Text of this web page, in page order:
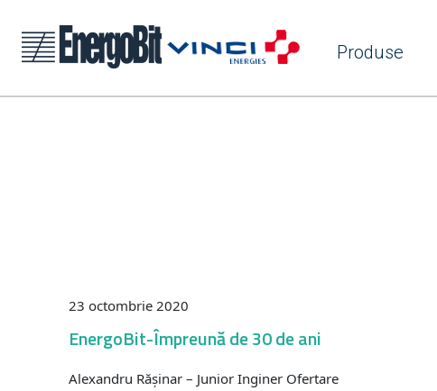
Produse
23 octombrie 2020
EnergoBit-Împreună de 30 de ani
Alexandru Rășinar – Junior Inginer Ofertare